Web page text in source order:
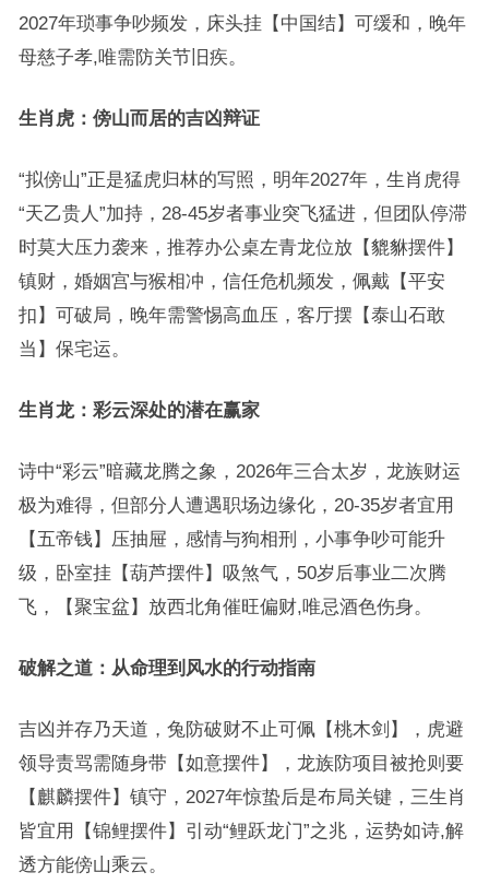
2027年琐事争吵频发，床头挂【中国结】可缓和，晚年
母慈子孝,唯需防关节旧疾。
生肖虎：傍山而居的吉凶辩证
“拟傍山”正是猛虎归林的写照，明年2027年，生肖虎得
“天乙贵人”加持，28-45岁者事业突飞猛进，但团队停滞
时莫大压力袭来，推荐办公桌左青龙位放【貔貅摆件】
镇财，婚姻宫与猴相冲，信任危机频发，佩戴【平安
扣】可破局，晚年需警惕高血压，客厅摆【泰山石敢
当】保宅运。
生肖龙：彩云深处的潜在赢家
诗中“彩云”暗藏龙腾之象，2026年三合太岁，龙族财运
极为难得，但部分人遭遇职场边缘化，20-35岁者宜用
【五帝钱】压抽屉，感情与狗相刑，小事争吵可能升
级，卧室挂【葫芦摆件】吸煞气，50岁后事业二次腾
飞，【聚宝盆】放西北角催旺偏财,唯忌酒色伤身。
破解之道：从命理到风水的行动指南
吉凶并存乃天道，兔防破财不止可佩【桃木剑】，虎避
领导责骂需随身带【如意摆件】，龙族防项目被抢则要
【麒麟摆件】镇守，2027年惊蛰后是布局关键，三生肖
皆宜用【锦鲤摆件】引动“鲤跃龙门”之兆，运势如诗,解
透方能傍山乘云。